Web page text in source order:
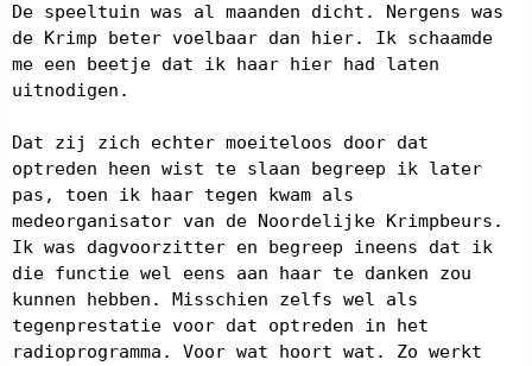
De speeltuin was al maanden dicht. Nergens was
de Krimp beter voelbaar dan hier. Ik schaamde
me een beetje dat ik haar hier had laten
uitnodigen.
Dat zij zich echter moeiteloos door dat
optreden heen wist te slaan begreep ik later
pas, toen ik haar tegen kwam als
medeorganisator van de Noordelijke Krimpbeurs.
Ik was dagvoorzitter en begreep ineens dat ik
die functie wel eens aan haar te danken zou
kunnen hebben. Misschien zelfs wel als
tegenprestatie voor dat optreden in het
radioprogramma. Voor wat hoort wat. Zo werkt